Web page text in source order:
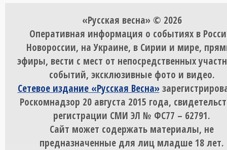
«Русская весна» © 2026
Оперативная информация о событиях в
Новороссии, на Украине, в Сирии и мире,
эфиры, вести с мест от непосредственных
событий, эксклюзивные фото и видео.
Сетевое издание «Русская Весна»
Роскомнадзор 20 августа 2015 года,
регистрации СМИ ЭЛ № ФС77 – 62791.
Сайт может содержать материалы, не
предназначенные для лиц младше 18 лет.